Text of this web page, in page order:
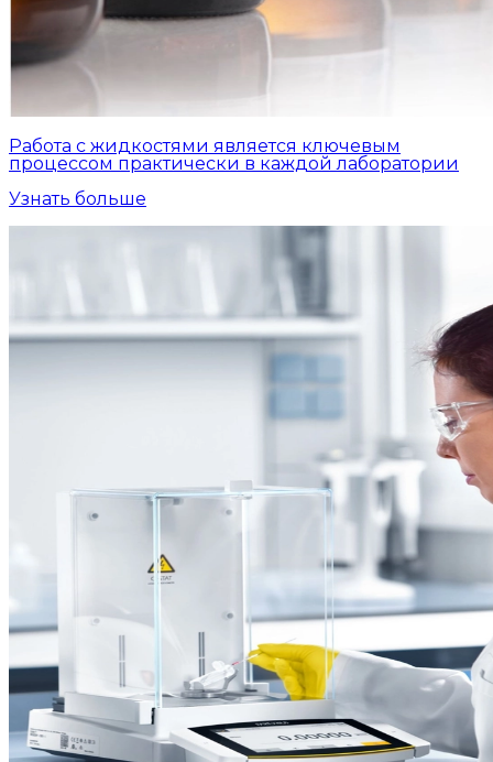
Работа с жидкостями является ключевым
процессом практически в каждой лаборатории
Узнать больше